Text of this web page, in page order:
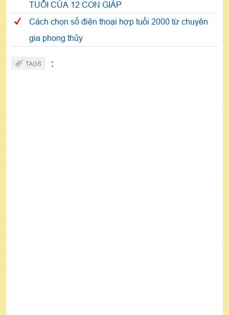
TUỔI CỦA 12 CON GIÁP
Cách chọn số điện thoại hợp tuổi 2000 từ chuyên
gia phong thủy
: